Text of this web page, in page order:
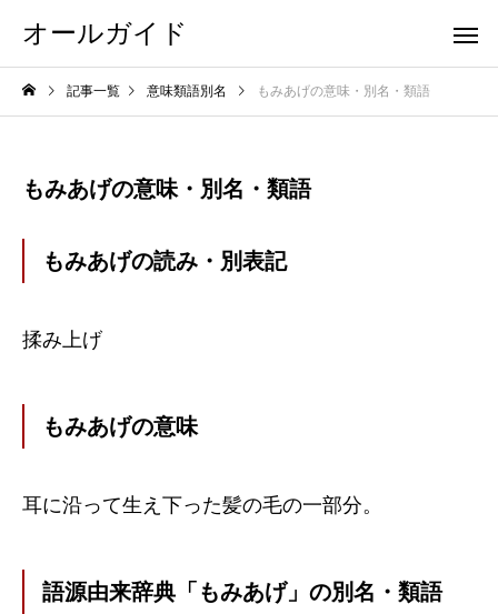
オールガイド
記事一覧 意味類語別名 もみあげの意味・別名・類語
もみあげの意味・別名・類語
もみあげの読み・別表記
揉み上げ
もみあげの意味
耳に沿って生え下った髪の毛の一部分。
語源由来辞典「もみあげ」の別名・類語